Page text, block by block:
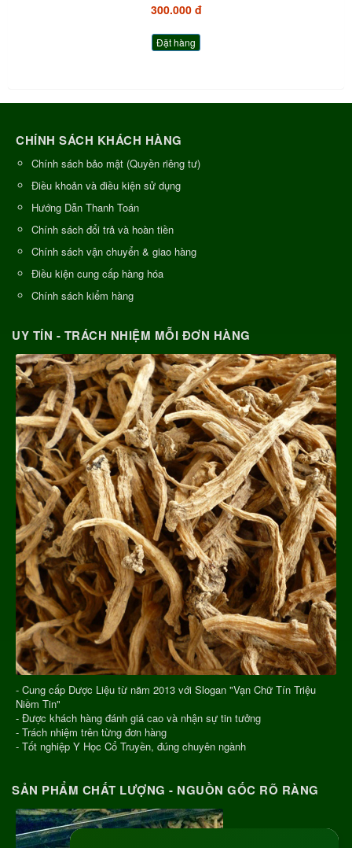
300.000 đ
Đặt hàng
CHÍNH SÁCH KHÁCH HÀNG
Chính sách bảo mật (Quyền riêng tư)
Điều khoản và điều kiện sử dụng
Hướng Dẫn Thanh Toán
Chính sách đổi trả và hoàn tiền
Chính sách vận chuyển & giao hàng
Điều kiện cung cấp hàng hóa
Chính sách kiểm hàng
UY TÍN - TRÁCH NHIỆM MỖI ĐƠN HÀNG
- Cung cấp Dược Liệu từ năm 2013 với Slogan "Vạn Chữ Tín Triệu
Niềm Tin"
- Được khách hàng đánh giá cao và nhận sự tin tưởng
- Trách nhiệm trên từng đơn hàng
- Tốt nghiệp Y Học Cổ Truyền, đúng chuyên ngành
SẢN PHẨM CHẤT LƯỢNG - NGUỒN GỐC RÕ RÀNG